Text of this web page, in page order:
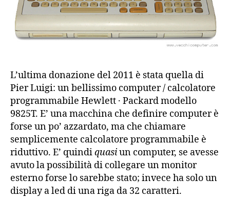
L’ultima donazione del 2011 è stata quella di
Pier Luigi: un bellissimo computer / calcolatore
programmabile Hewlett · Packard modello
9825T. E’ una macchina che definire computer è
forse un po’ azzardato, ma che chiamare
semplicemente calcolatore programmabile è
riduttivo. E’ quindiquasiun computer, se avesse
avuto la possibilità di collegare un monitor
esterno forse lo sarebbe stato; invece ha solo un
display a led di una riga da 32 caratteri.